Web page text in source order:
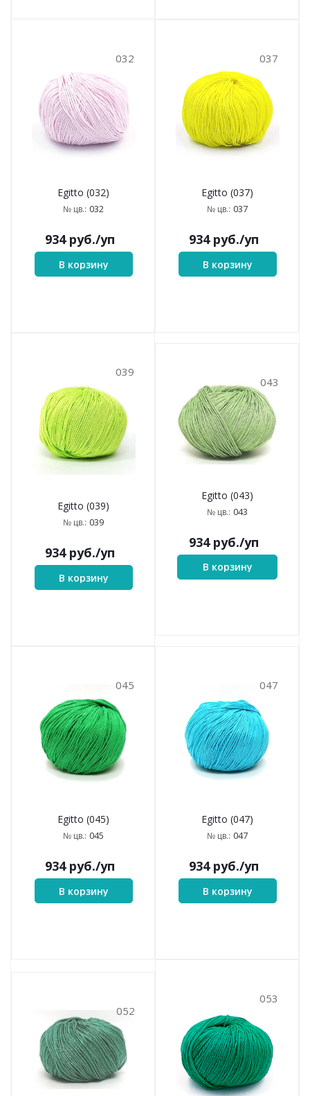
032
Egitto (032)
№ цв.: 032
934руб./уп
В корзину
037
Egitto (037)
№ цв.: 037
934руб./уп
В корзину
039
Egitto (039)
№ цв.: 039
934руб./уп
В корзину
043
Egitto (043)
№ цв.: 043
934руб./уп
В корзину
045
Egitto (045)
№ цв.: 045
934руб./уп
В корзину
047
Egitto (047)
№ цв.: 047
934руб./уп
В корзину
052
053